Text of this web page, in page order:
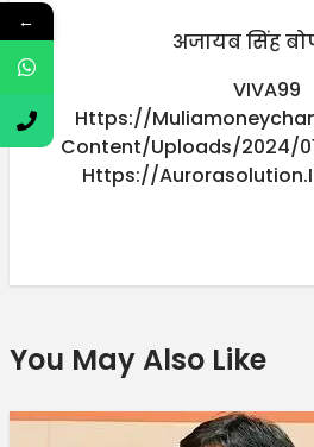
अजायब सिंह
VIVA99
Https://
Content/uploads/2024/
Https://
You May Also Like
←